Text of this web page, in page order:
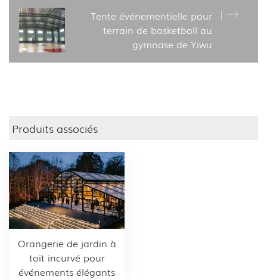
Tente événementielle pour
terrain de basketball au
gymnase de Yiwu
Produits associés
Orangerie de jardin à
toit incurvé pour
événements élégants